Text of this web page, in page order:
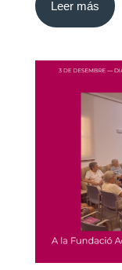
Leer más